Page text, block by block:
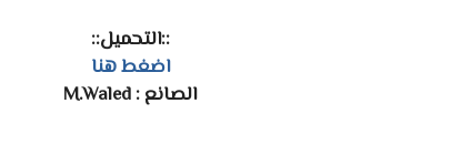
::التحميل::
اضغط هنا
الصانع : M.Waled